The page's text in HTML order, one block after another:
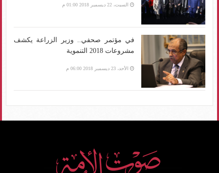
السبت، 22 ديسمبر 2018 01:00 م
في مؤتمر صحفي.. وزير الزراعة يكشف
مشروعات 2018 التنموية
الأحد، 23 ديسمبر 2018 06:00 م